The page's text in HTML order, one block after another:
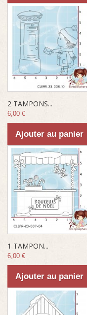
2 TAMPONS...
6,00 €
Ajouter au panier
1 TAMPON...
6,00 €
Ajouter au panier